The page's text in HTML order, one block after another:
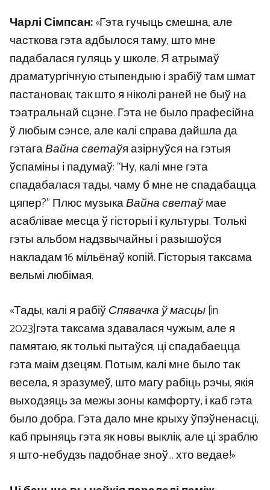
Чарлі Сімпсан:«Гэта гучыць смешна, але
часткова гэта адбылося таму, што мне
падабалася гуляць у школе. Я атрымаў
драматургічную стыпендыю і зрабіў там шмат
пастановак, так што я ніколі раней не быў на
тэатральнай сцэне. Гэта не было прафесійна
ў любым сэнсе, але калі справа дайшла да
гэтагаВайна светаўя азірнуўся на гэтыя
ўспаміны і падумаў: “Ну, калі мне гэта
спадабалася тады, чаму б мне не спадабацца
цяпер?” Плюс музыкаВайна светаўмае
асаблівае месца ў гісторыі і культуры. Толькі
гэты альбом надзвычайны і разышоўся
накладам 16 мільёнаў копій. Гісторыя таксама
вельмі любімая.
«Тады, калі я рабіўСпявачка ў масцы[in
2023]гэта таксама здавалася чужым, але я
памятаю, як толькі пытаўся, ці спадабаецца
гэта маім дзецям. Потым, калі мне было так
весела, я зразумеў, што магу рабіць рэчы, якія
выходзяць за межы зоны камфорту, і каб гэта
было добра. Гэта дало мне крыху ўпэўненасці,
каб прыняць гэта як новы выклік, але ці зраблю
я што-небудзь падобнае зноў… хто ведае!»